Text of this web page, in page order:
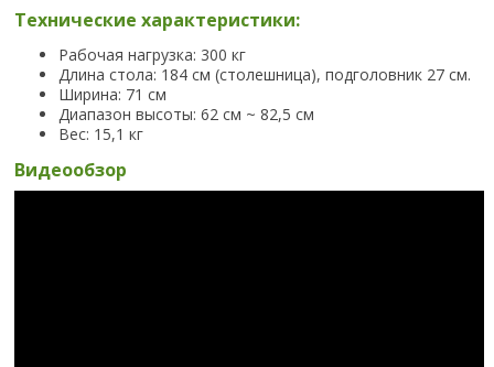
Технические характеристики:
Рабочая нагрузка: 300 кг
Длина стола: 184 см (столешница), подголовник 27 см.
Ширина: 71 см
Диапазон высоты: 62 см ~ 82,5 см
Вес: 15,1 кг
Видеообзор